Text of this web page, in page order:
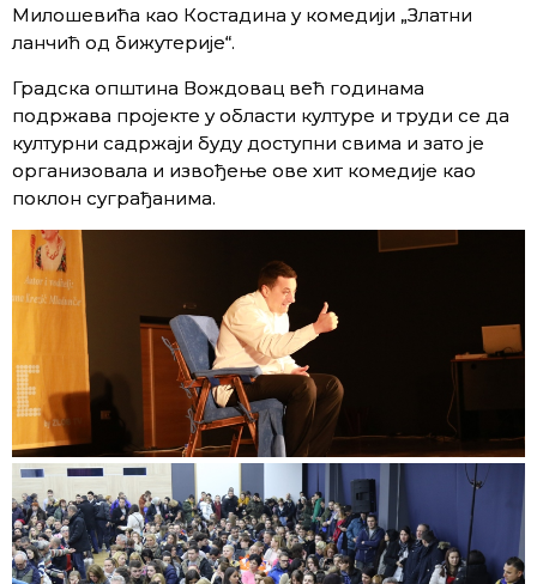
Милошевића као Костадина у комедији „Златни
ланчић од бижутерије“.
Градска општина Вождовац већ годинама
подржава пројекте у области културе и труди се да
културни садржаји буду доступни свима и зато је
организовала и извођење ове хит комедијe као
поклон суграђанима.